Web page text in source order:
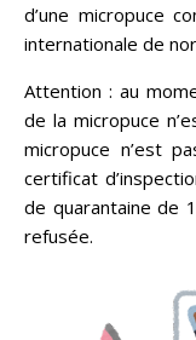
d’une micropuce
internationale de
Attention : au
de la micropuce
micropuce n’est
certificat
de quarantaine de
refusée.